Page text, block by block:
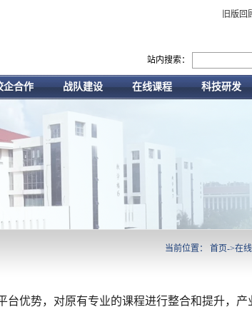
旧版回
站内搜索：
企合作 战队建设 在线课程 科技研发
当前位置： 首页->在
台优势，对原有专业的课程进行整合和提升，产